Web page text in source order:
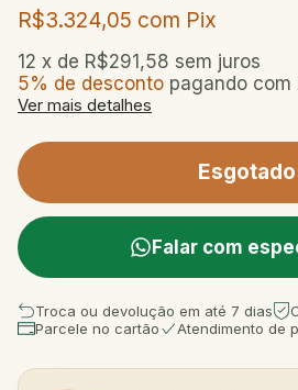
R$3.324,05 com Pix
12 x de R$291,58 sem juros
5% de desconto pagando com
Ver mais detalhes
Falar com
Troca ou devolução em até 7 dias
Parcele no cartão
Atendimento de